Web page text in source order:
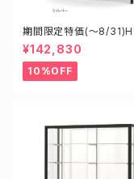
期間限定特価(～8/
S
型業務用ガラスケース シ
ース
¥142,830
10%OFF